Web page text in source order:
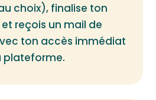
choix), finalise ton
reçois un mail de
ton accès immédiat
plateforme.